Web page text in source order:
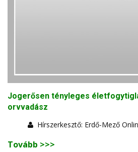
Jogerősen tényleges
orvvadász
Hírszerkesztő: Erdő-Mező
Tovább >>>